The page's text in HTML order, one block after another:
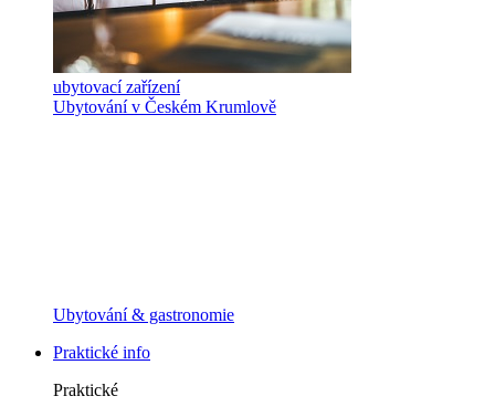
ubytovací zařízení
Ubytování v Českém Krumlově
Ubytování & gastronomie
Praktické info
Praktické